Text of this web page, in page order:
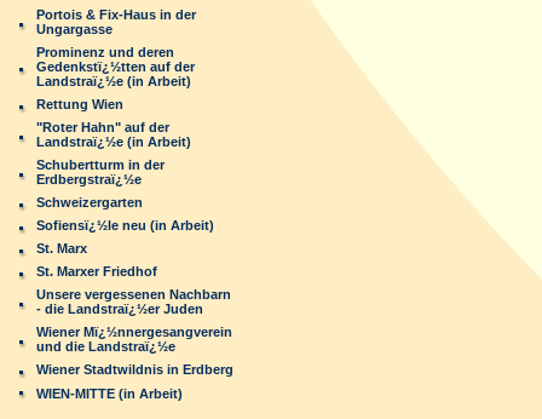
Portois & Fix-Haus in der
Ungargasse
Prominenz und deren
Gedenkstï¿½tten auf der
Landstraï¿½e (in Arbeit)
Rettung Wien
"Roter Hahn" auf der
Landstraï¿½e (in Arbeit)
Schubertturm in der
Erdbergstraï¿½e
Schweizergarten
Sofiensï¿½le neu (in Arbeit)
St. Marx
St. Marxer Friedhof
Unsere vergessenen Nachbarn
- die Landstraï¿½er Juden
Wiener Mï¿½nnergesangverein
und die Landstraï¿½e
Wiener Stadtwildnis in Erdberg
WIEN-MITTE (in Arbeit)